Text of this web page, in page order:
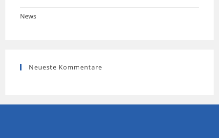
News
Neueste Kommentare